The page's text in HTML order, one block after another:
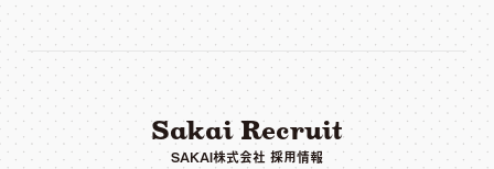
Sakai Recruit
SAKAI株式会社 採用情報